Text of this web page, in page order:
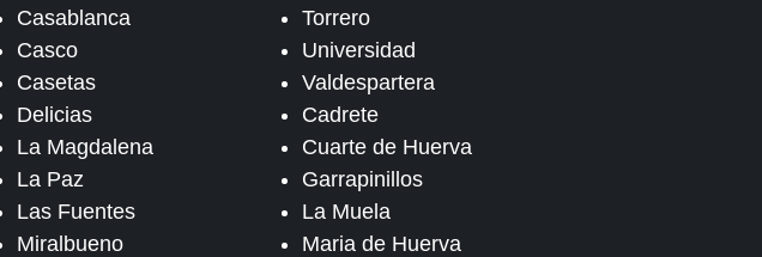
Casablanca
Casco
Casetas
Delicias
La Magdalena
La Paz
Las Fuentes
Miralbueno
Torrero
Universidad
Valdespartera
Cadrete
Cuarte de Huerva
Garrapinillos
La Muela
Maria de Huerva